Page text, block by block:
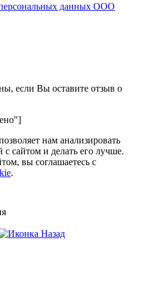
данных ООО
если Вы оставите отзыв о
нам анализировать
с сайтом и делать его лучше.
вы соглашаетесь с
.
Назад